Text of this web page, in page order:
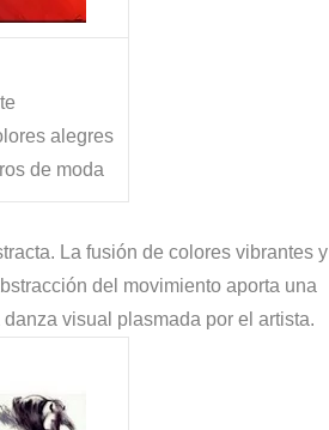
alegres
de moda
La fusión de colores vibrantes y
del movimiento aporta una
visual plasmada por el artista.